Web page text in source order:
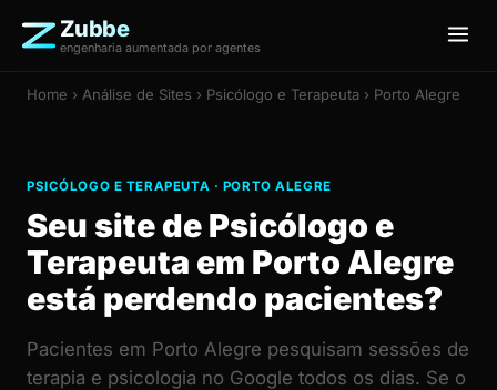
Zubbe
engenharia aumentada por agentes
Home › Análise de Sites › Psicólogo e Terapeuta › Porto Alegre
PSICÓLOGO E TERAPEUTA · PORTO ALEGRE
Seu site de Psicólogo e
Terapeuta em Porto Alegre
está perdendo pacientes?
Pacientes em Porto Alegre pesquisam sessões de
terapia e psicologia no Google todos os dias. Se o